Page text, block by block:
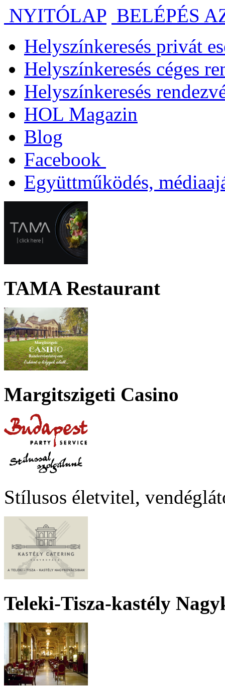
NYITÓLAP BELÉPÉS
Helyszínkeresés privát
Helyszínkeresés céges
Helyszínkeresés
HOL Magazin
Blog
Facebook
Együttműködés,
TAMA Restaurant
Margitszigeti Casino
Stílusos életvitel,
Teleki-Tisza-kastély